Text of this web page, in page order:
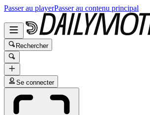
Passer au playerPasser au contenu principal
Rechercher
Se connecter